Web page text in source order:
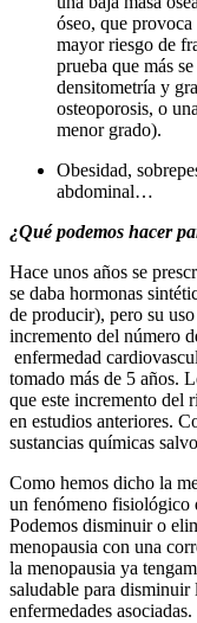
óseo, que
mayor riesgo de
prueba que más
densitometría y
osteoporosis, o
menor grado).
Obesidad,
abdominal…
¿Qué podemos hacer
Hace unos años se
se daba hormonas
de producir), pero su
incremento del número
enfermedad
tomado más de 5 años.
que este incremento del
en estudios anteriores.
sustancias químicas
Como hemos dicho la
un fenómeno fisiológico
Podemos disminuir o
menopausia con una
la menopausia ya
saludable para disminuir
enfermedades asociadas.